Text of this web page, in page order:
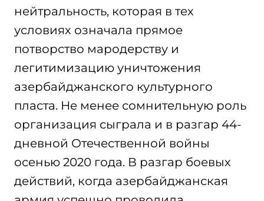
нейтральность, которая в тех
условиях означала прямое
потворство мародерству и
легитимизацию уничтожения
азербайджанского культурного
пласта. Не менее сомнительную роль
организация сыграла и в разгар 44-
дневной Отечественной войны
осенью 2020 года. В разгар боевых
действий, когда азербайджанская